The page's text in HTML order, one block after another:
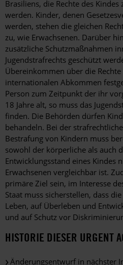
Brasiliens, die Rechte des
werden. Kinder, denen
werden, stehen die gleichen
zu, wie Erwachsenen. Darüber
zusätzliche Schutzmaßnahmen
Jugendstrafrechts geschützt
Übereinkommen über die
internationalen Abkommen
Person zum Zeitpunkt der ihr
18 Jahre alt, so muss das
finden. Die Behörden dürfen
behandeln. Bei der
Bestrafung von Kindern muss
sowohl der körperliche als auch
Entwicklungsstand eines Kindes
Erwachsenen vergleichbar ist.
primäre Ziel sein, im Interesse
Staat muss sicherstellen, dass
Leben, auf Überleben und
und auf Schutz vor
HISTORIE DIESER URGENT
Änderungsentwurf in nächster